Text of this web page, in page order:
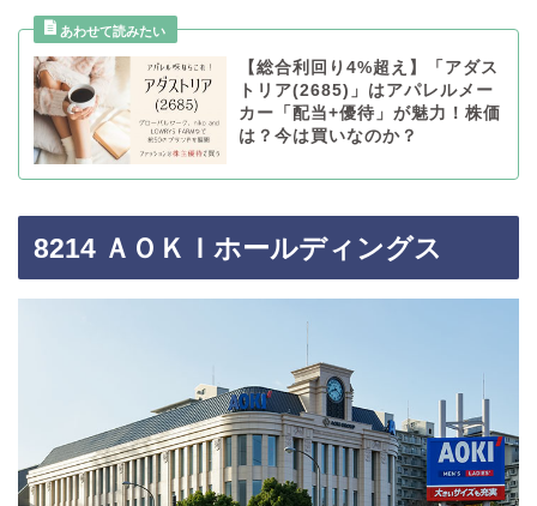
【総合利回り4%超え】「アダス
トリア(2685)」はアパレルメー
カー「配当+優待」が魅力！株価
は？今は買いなのか？
8214 ＡＯＫＩホールディングス